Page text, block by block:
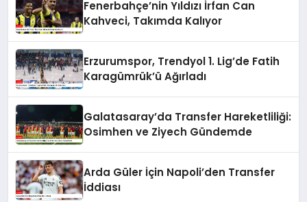
Fenerbahçe’nin Yıldızı İrfan Can
Kahveci, Takımda Kalıyor
Erzurumspor, Trendyol 1. Lig’de Fatih
Karagümrük’ü Ağırladı
Galatasaray’da Transfer Hareketliliği:
Osimhen ve Ziyech Gündemde
Arda Güler İçin Napoli’den Transfer
İddiası